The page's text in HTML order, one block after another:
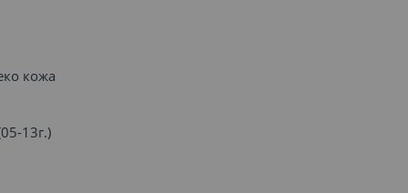
кожа
13г.)